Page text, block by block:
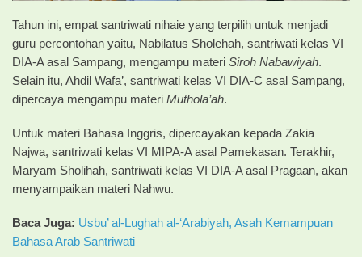
Tahun ini, empat santriwati nihaie yang terpilih untuk menjadi
guru percontohan yaitu, Nabilatus Sholehah, santriwati kelas VI
DIA-A asal Sampang, mengampu materi Siroh Nabawiyah.
Selain itu, Ahdil Wafa’, santriwati kelas VI DIA-C asal Sampang,
dipercaya mengampu materi Muthola’ah.
Untuk materi Bahasa Inggris, dipercayakan kepada Zakia
Najwa, santriwati kelas VI MIPA-A asal Pamekasan. Terakhir,
Maryam Sholihah, santriwati kelas VI DIA-A asal Pragaan, akan
menyampaikan materi Nahwu.
Baca Juga: Usbu’ al-Lughah al-‘Arabiyah, Asah Kemampuan
Bahasa Arab Santriwati